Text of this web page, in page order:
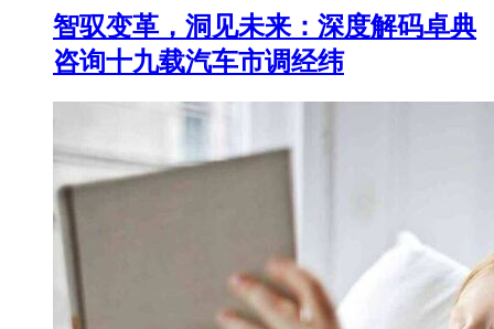
智驭变革，洞见未来：深度解码卓典
咨询十九载汽车市调经纬